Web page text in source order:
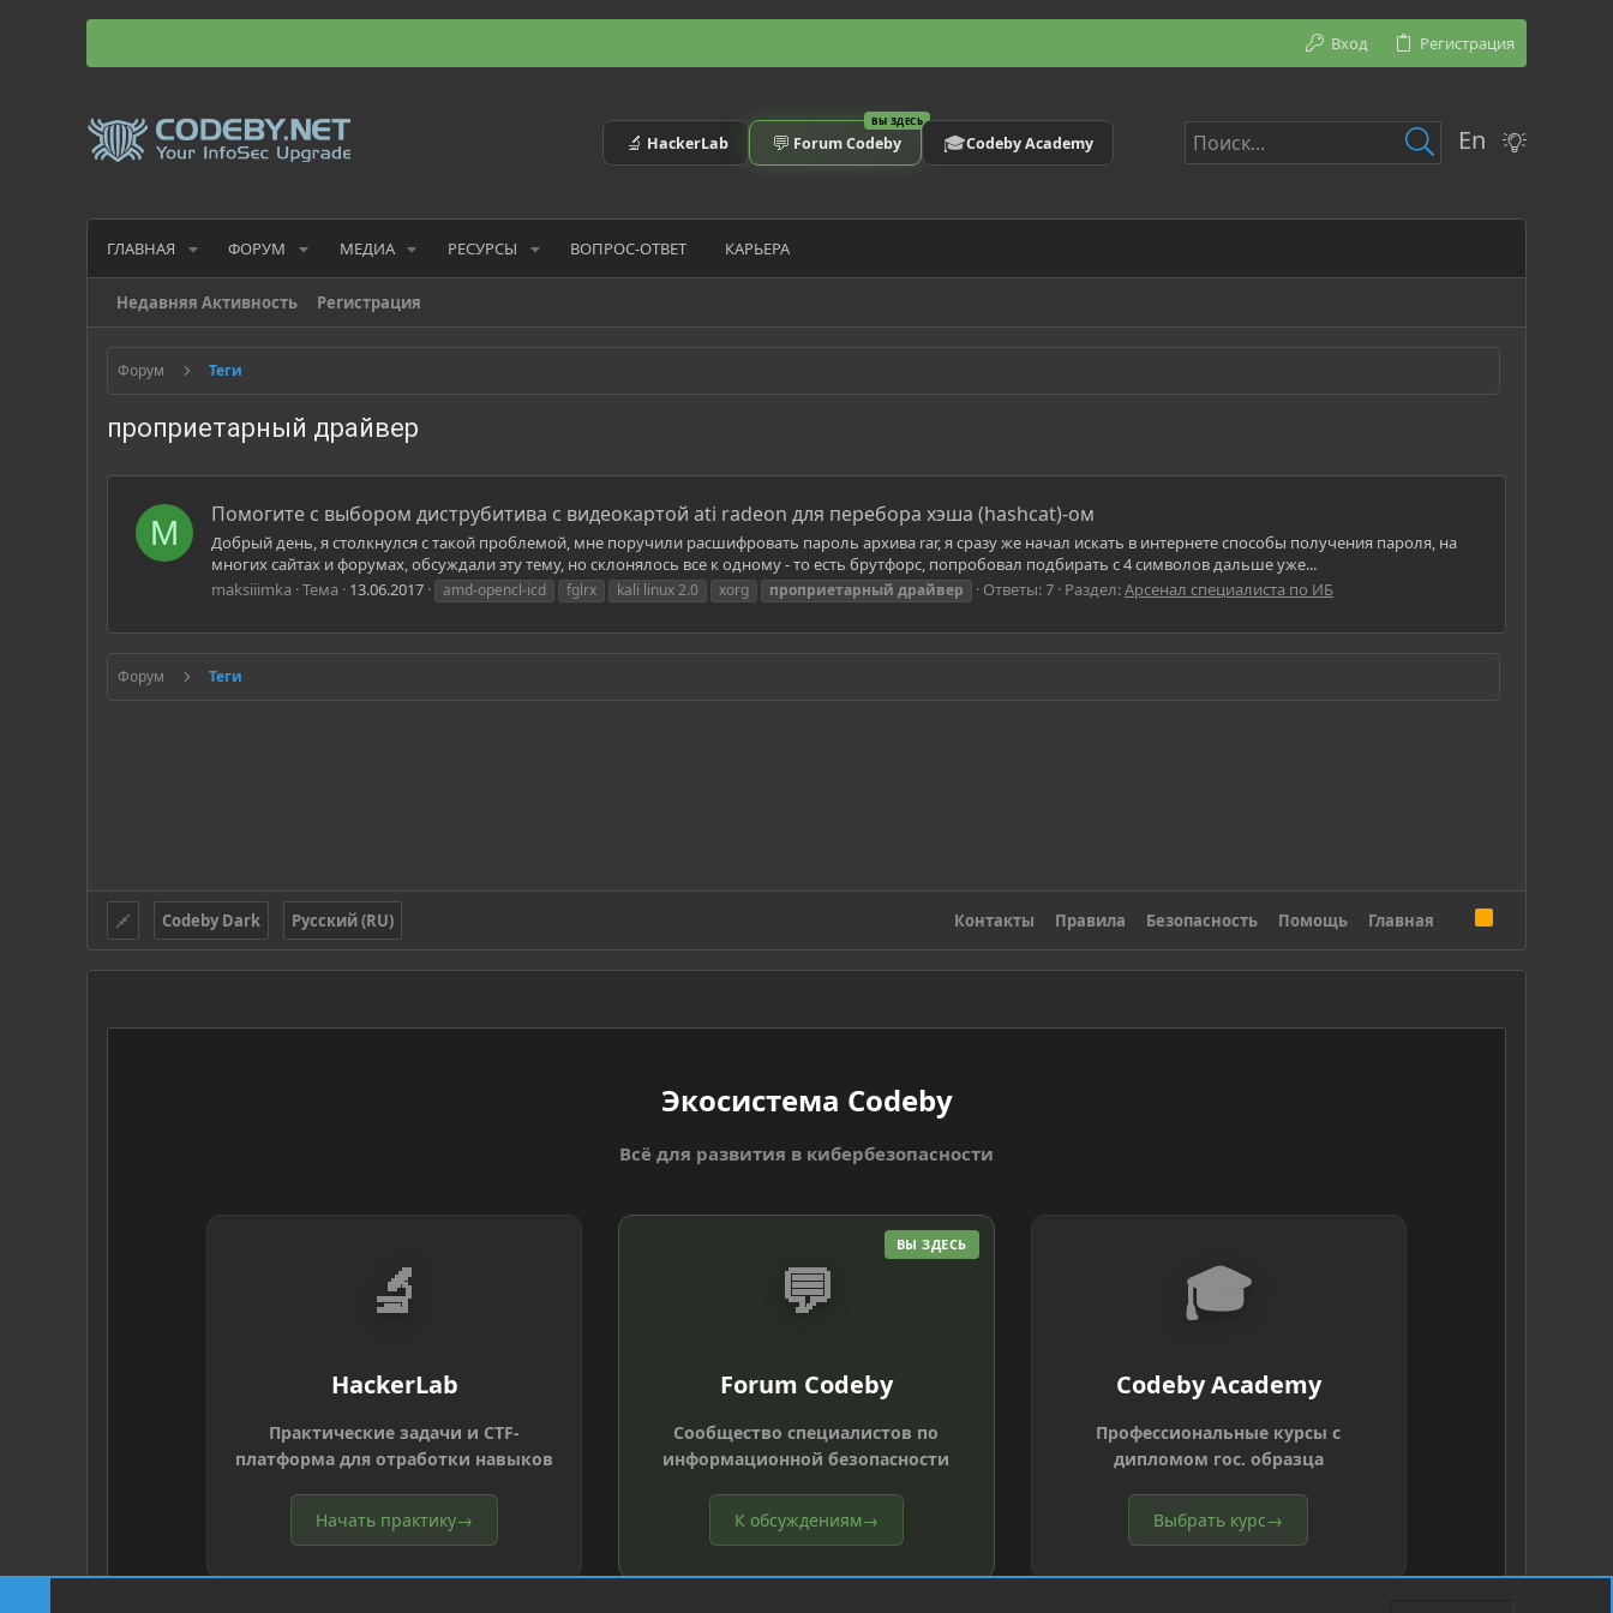
Вход Регистрация
🔬 HackerLab
ВЫ ЗДЕСЬ
💬 Forum Codeby 🎓Codeby Academy En
ГЛАВНАЯ ФОРУМ МЕДИА РЕСУРСЫ ВОПРОС-ОТВЕТ КАРЬЕРА
Недавняя Активность Регистрация
Форум Теги
проприетарный драйвер
M Помогите с выбором диструбитива c видеокартой ati radeon для перебора хэша (hashcat)-ом
Добрый день, я столкнулся с такой проблемой, мне поручили расшифровать пароль архива rar, я сразу же начал искать в интернете способы получения пароля, на
многих сайтах и форумах, обсуждали эту тему, но склонялось все к одному - то есть брутфорс, попробовал подбирать с 4 символов дальше уже...
maksiiimka Тема 13.06.2017 amd-opencl-icd fglrx kali linux 2.0 xorg проприетарный драйвер Ответы: 7 Раздел:Арсенал специалиста по ИБ
Форум Теги
Codeby Dark Русский (RU) Контакты Правила Безопасность Помощь Главная
S
Экосистема Codeby
Всё для развития в кибербезопасности
🔬
HackerLab
Практические задачи и CTF-
платформа для отработки навыков
Начать практику→
ВЫ ЗДЕСЬ
💬
Forum Codeby
Сообщество специалистов по
информационной безопасности
К обсуждениям→
🎓
Codeby Academy
Профессиональные курсы с
дипломом гос. образца
Выбрать курс→